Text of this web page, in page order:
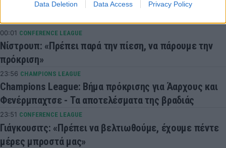
Data Deletion Data Access Privacy Policy
της Γκόρνικ Ζάμπρζε του Τσιριγώτη - Τα
αποτελέσματα
00:01 CONFERENCE LEAGUE
Νίστρουπ: «Πρέπει παρά την πίεση, να πάρουμε την
πρόκριση»
23:56 CHAMPIONS LEAGUE
Champions League: Βήμα πρόκρισης για Άαρχους και
Φενέρμπαχτσε - Τα αποτελέσματα της βραδιάς
23:51 CONFERENCE LEAGUE
Γιάγκουσιτς: «Πρέπει να βελτιωθούμε, έχουμε πέντε
μέρες μπροστά μας»